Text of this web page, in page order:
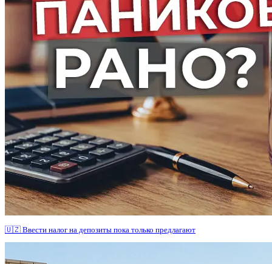
🇺🇿 Ввести налог на депозиты пока только предлагают